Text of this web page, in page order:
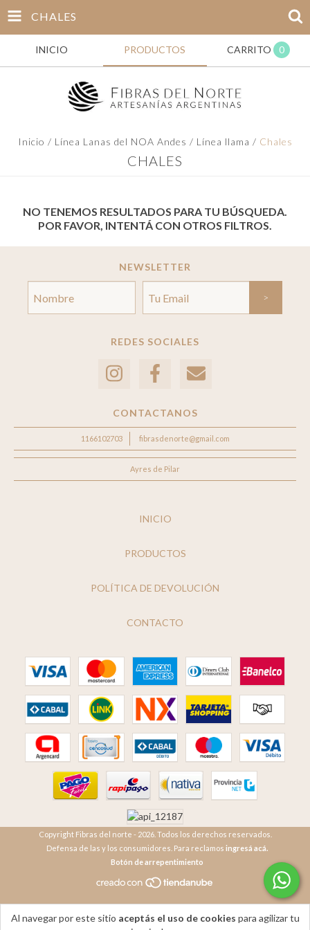
CHALES
INICIO PRODUCTOS CARRITO 0
Al navegar por este sitio aceptás el uso de cookies para agilizar tu
Inicio / Línea Lanas del NOA Andes / Línea llama / Chales
CHALES
NO TENEMOS RESULTADOS PARA TU BÚSQUEDA.
POR FAVOR, INTENTÁ CON OTROS FILTROS.
NEWSLETTER
REDES SOCIALES
CONTACTANOS
1166102703 fibrasdenorte@gmail.com
Ayres de Pilar
INICIO
PRODUCTOS
POLÍTICA DE DEVOLUCIÓN
CONTACTO
Copyright Fibras del norte - 2026. Todos los derechos reservados.
Defensa de las y los consumidores. Para reclamos ingresá acá.
Botón de arrepentimiento